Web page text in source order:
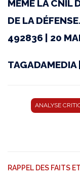
|
20
mai
2026
Affaire
CRITIQUE
MÊME LA CNIL
DE LA
492836 | 20
ANALYSE
RAPPEL DES FAITS